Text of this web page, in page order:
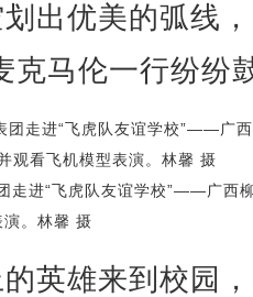
出优美的弧线
克马伦一行纷纷
走进“飞虎队友谊学校”——广西
。林馨 摄
雄来到校园